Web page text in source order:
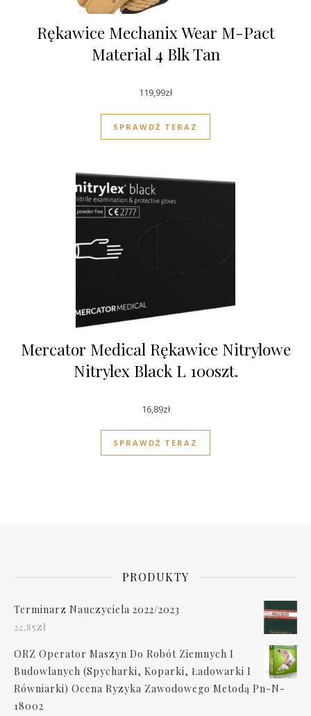
Rękawice Mechanix Wear M-Pact
Material 4 Blk Tan
119,99zł
SPRAWDŹ TERAZ
Mercator Medical Rękawice Nitrylowe
Nitrylex Black L 100szt.
16,89zł
SPRAWDŹ TERAZ
PRODUKTY
Terminarz Nauczyciela 2022/2023
22,85zł
ORZ Operator Maszyn Do Robót Ziemnych I
Budowlanych (Spycharki, Koparki, Ładowarki I
Równiarki) Ocena Ryzyka Zawodowego Metodą Pn-N-
18002